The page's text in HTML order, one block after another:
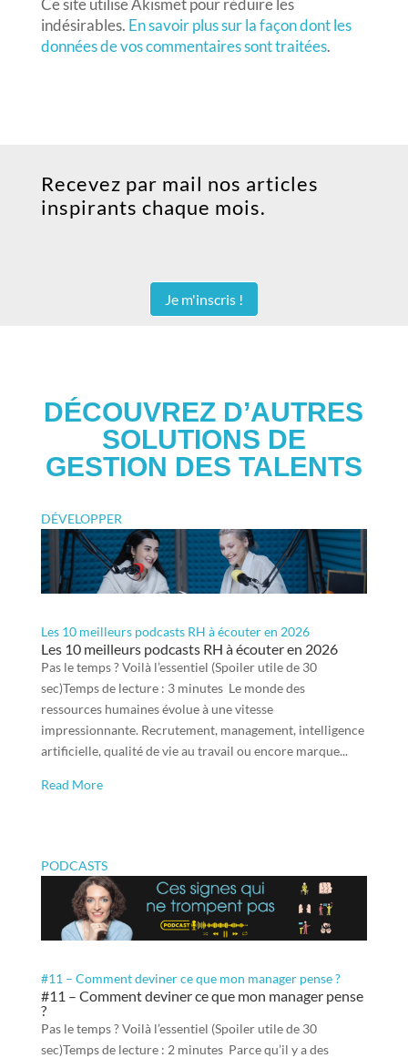
Ce site utilise Akismet pour réduire les
indésirables. En savoir plus sur la façon dont les
données de vos commentaires sont traitées.
Recevez par mail nos articles
inspirants chaque mois.
Je m'inscris !
DÉCOUVREZ D’AUTRES
SOLUTIONS DE
GESTION DES TALENTS
DÉVELOPPER
Les 10 meilleurs podcasts RH à écouter en 2026
Les 10 meilleurs podcasts RH à écouter en 2026
Pas le temps ? Voilà l’essentiel (Spoiler utile de 30
sec)Temps de lecture : 3 minutes Le monde des
ressources humaines évolue à une vitesse
impressionnante. Recrutement, management, intelligence
artificielle, qualité de vie au travail ou encore marque...
Read More
PODCASTS
#11 – Comment deviner ce que mon manager pense ?
#11 – Comment deviner ce que mon manager pense
?
Pas le temps ? Voilà l’essentiel (Spoiler utile de 30
sec)Temps de lecture : 2 minutes Parce qu’il y a des